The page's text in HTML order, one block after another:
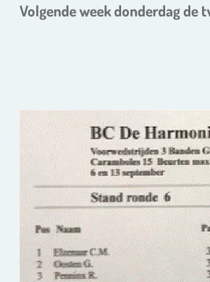
Volgende week donderdag de